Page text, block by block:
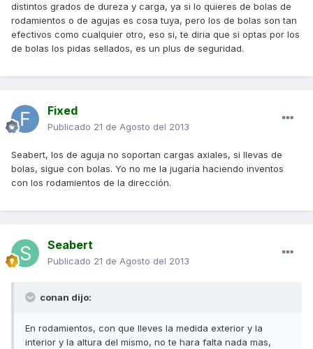
distintos grados de dureza y carga, ya si lo quieres de bolas de
rodamientos o de agujas es cosa tuya, pero los de bolas son tan
efectivos como cualquier otro, eso si, te diria que si optas por los
de bolas los pidas sellados, es un plus de seguridad.
Fixed
Publicado 21 de Agosto del 2013
Seabert, los de aguja no soportan cargas axiales, si llevas de
bolas, sigue con bolas. Yo no me la jugaría haciendo inventos
con los rodamientos de la dirección.
Seabert
Publicado 21 de Agosto del 2013
conan dijo:
En rodamientos, con que lleves la medida exterior y la
interior y la altura del mismo, no te hara falta nada mas,